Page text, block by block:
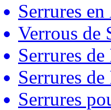
Serrures
Verrous de
Serrures
Serrures
Serrures